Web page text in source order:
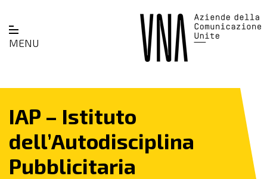
MENU
IAP – Istituto
dell’Autodisciplina
Pubblicitaria